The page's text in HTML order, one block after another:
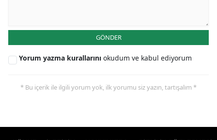
GÖNDER
Yorum yazma kurallarını okudum ve kabul ediyorum
* Bu içerik ile ilgili yorum yok, ilk yorumu siz yazın, tartışalım *